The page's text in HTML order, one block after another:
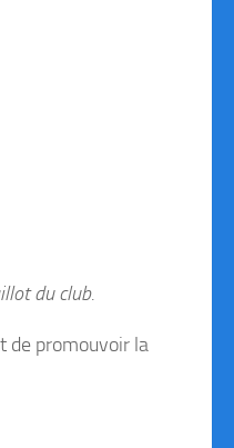
du club.
de promouvoir la